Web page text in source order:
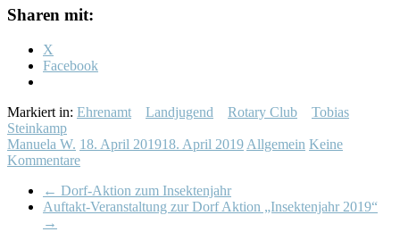
Sharen mit:
X
Facebook
Markiert in: Ehrenamt Landjugend Rotary Club
Tobias
Steinkamp
Manuela W. 18. April 201918. April 2019 Allgemein Keine
Kommentare
← Dorf-Aktion zum Insektenjahr
Auftakt-Veranstaltung zur Dorf Aktion „Insektenjahr 2019“
→